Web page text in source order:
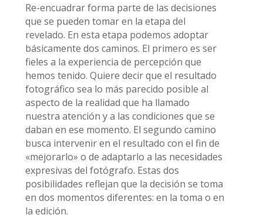
Re-encuadrar forma parte de las decisiones
que se pueden tomar en la etapa del
revelado. En esta etapa podemos adoptar
básicamente dos caminos. El primero es ser
fieles a la experiencia de percepción que
hemos tenido. Quiere decir que el resultado
fotográfico sea lo más parecido posible al
aspecto de la realidad que ha llamado
nuestra atención y a las condiciones que se
daban en ese momento. El segundo camino
busca intervenir en el resultado con el fin de
«mejorarlo» o de adaptarlo a las necesidades
expresivas del fotógrafo. Estas dos
posibilidades reflejan que la decisión se toma
en dos momentos diferentes: en la toma o en
la edición.